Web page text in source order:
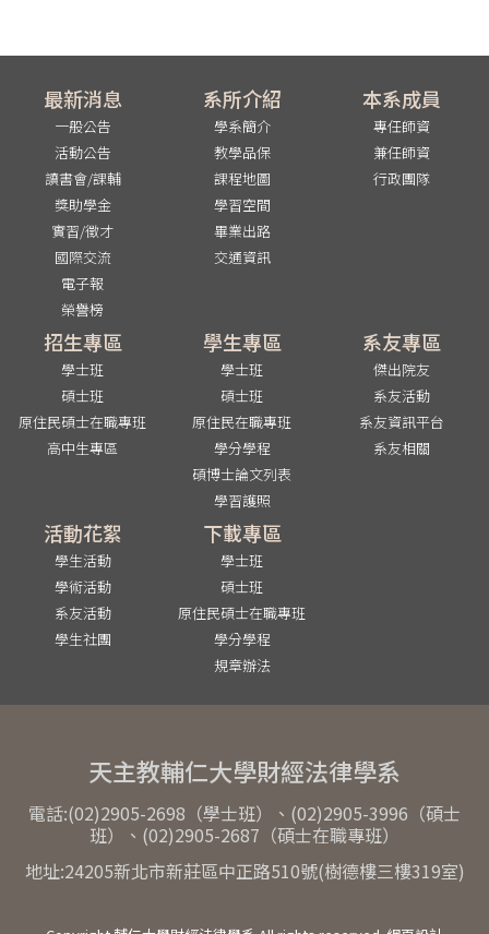
最新消息
一般公告
活動公告
讀書會/課輔
獎助學金
實習/徵才
國際交流
電子報
榮譽榜
系所介紹
學系簡介
教學品保
課程地圖
學習空間
畢業出路
交通資訊
本系成員
專任師資
兼任師資
行政團隊
招生專區
學士班
碩士班
原住民碩士在職專班
高中生專區
學生專區
學士班
碩士班
原住民在職專班
學分學程
碩博士論文列表
學習護照
系友專區
傑出院友
系友活動
系友資訊平台
系友相關
活動花絮
學生活動
學術活動
系友活動
學生社團
下載專區
學士班
碩士班
原住民碩士在職專班
學分學程
規章辦法
天主教輔仁大學財經法律學系
電話:(02)2905-2698（學士班）、(02)2905-3996（碩士
班）、(02)2905-2687（碩士在職專班）
地址:24205新北市新莊區中正路510號(樹德樓三樓319室)